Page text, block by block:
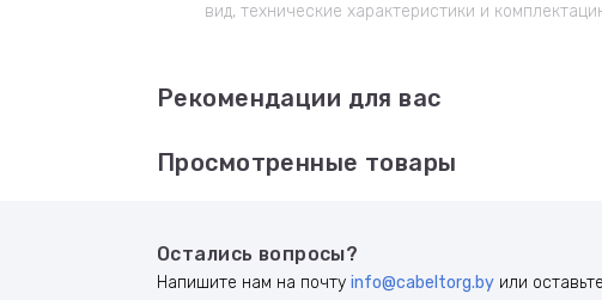
вид, технические характеристики и
Рекомендации для вас
Просмотренные товары
Остались вопросы?
Напишите нам на почту info@cabeltorg.byили